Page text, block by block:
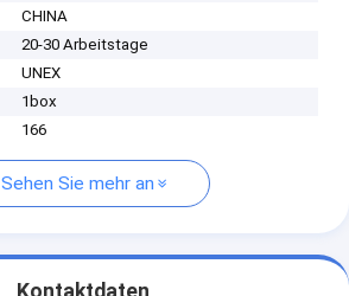
CHINA
20-30 Arbeitstage
UNEX
1box
166
Sehen Sie mehr an